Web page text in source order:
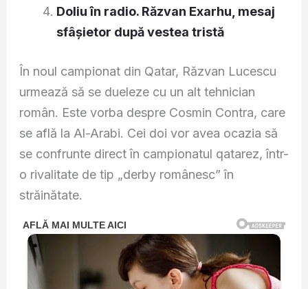
Doliu în radio. Răzvan Exarhu, mesaj
sfâșietor după vestea tristă
În noul campionat din Qatar, Răzvan Lucescu
urmează să se dueleze cu un alt tehnician
român. Este vorba despre Cosmin Contra, care
se află la Al-Arabi. Cei doi vor avea ocazia să
se confrunte direct în campionatul qatarez, într-
o rivalitate de tip „derby românesc” în
străinătate.